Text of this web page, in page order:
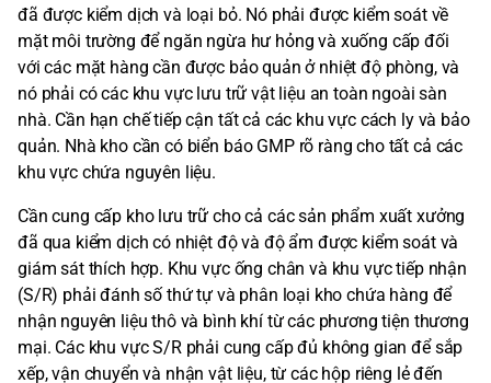
đã được kiểm dịch và loại bỏ. Nó phải được kiểm soát về
mặt môi trường để ngăn ngừa hư hỏng và xuống cấp đối
với các mặt hàng cần được bảo quản ở nhiệt độ phòng, và
nó phải có các khu vực lưu trữ vật liệu an toàn ngoài sàn
nhà. Cần hạn chế tiếp cận tất cả các khu vực cách ly và bảo
quản. Nhà kho cần có biển báo GMP rõ ràng cho tất cả các
khu vực chứa nguyên liệu.
Cần cung cấp kho lưu trữ cho cả các sản phẩm xuất xưởng
đã qua kiểm dịch có nhiệt độ và độ ẩm được kiểm soát và
giám sát thích hợp. Khu vực ống chân và khu vực tiếp nhận
(S/R) phải đánh số thứ tự và phân loại kho chứa hàng để
nhận nguyên liệu thô và bình khí từ các phương tiện thương
mại. Các khu vực S/R phải cung cấp đủ không gian để sắp
xếp, vận chuyển và nhận vật liệu, từ các hộp riêng lẻ đến